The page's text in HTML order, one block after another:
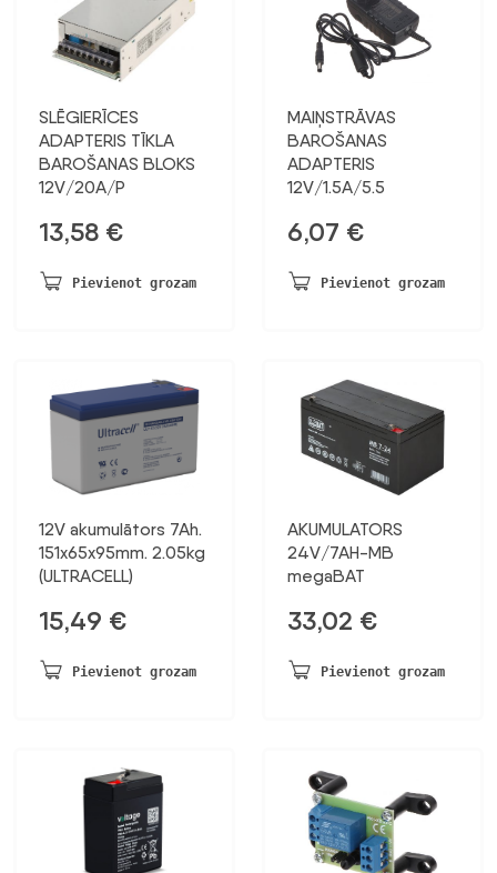
SLĒGIERĪCES
ADAPTERIS TĪKLA
BAROŠANAS BLOKS
12V/20A/P
13,58 €
Pievienot grozam
MAIŅSTRĀVAS
BAROŠANAS
ADAPTERIS
12V/1.5A/5.5
6,07 €
Pievienot grozam
12V akumulātors 7Ah.
151x65x95mm. 2.05kg
(ULTRACELL)
15,49 €
Pievienot grozam
AKUMULATORS
24V/7AH-MB
megaBAT
33,02 €
Pievienot grozam